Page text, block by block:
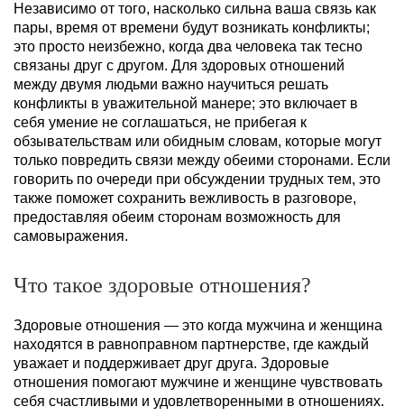
Независимо от того, насколько сильна ваша связь как
пары, время от времени будут возникать конфликты;
это просто неизбежно, когда два человека так тесно
связаны друг с другом. Для здоровых отношений
между двумя людьми важно научиться решать
конфликты в уважительной манере; это включает в
себя умение не соглашаться, не прибегая к
обзывательствам или обидным словам, которые могут
только повредить связи между обеими сторонами. Если
говорить по очереди при обсуждении трудных тем, это
также поможет сохранить вежливость в разговоре,
предоставляя обеим сторонам возможность для
самовыражения.
Что такое здоровые отношения?
Здоровые отношения — это когда мужчина и женщина
находятся в равноправном партнерстве, где каждый
уважает и поддерживает друг друга. Здоровые
отношения помогают мужчине и женщине чувствовать
себя счастливыми и удовлетворенными в отношениях.